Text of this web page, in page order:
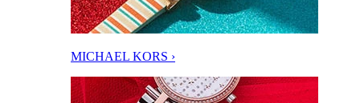
MICHAEL KORS ›